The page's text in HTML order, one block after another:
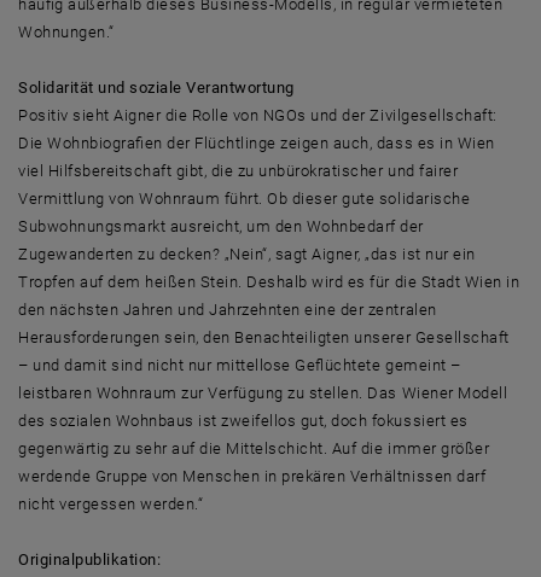
häufig außerhalb dieses Business-Modells, in regulär vermieteten
Wohnungen.“
Solidarität und soziale Verantwortung
Positiv sieht Aigner die Rolle von NGOs und der Zivilgesellschaft:
Die Wohnbiografien der Flüchtlinge zeigen auch, dass es in Wien
viel Hilfsbereitschaft gibt, die zu unbürokratischer und fairer
Vermittlung von Wohnraum führt. Ob dieser gute solidarische
Subwohnungsmarkt ausreicht, um den Wohnbedarf der
Zugewanderten zu decken? „Nein“, sagt Aigner, „das ist nur ein
Tropfen auf dem heißen Stein. Deshalb wird es für die Stadt Wien in
den nächsten Jahren und Jahrzehnten eine der zentralen
Herausforderungen sein, den Benachteiligten unserer Gesellschaft
– und damit sind nicht nur mittellose Geflüchtete gemeint –
leistbaren Wohnraum zur Verfügung zu stellen. Das Wiener Modell
des sozialen Wohnbaus ist zweifellos gut, doch fokussiert es
gegenwärtig zu sehr auf die Mittelschicht. Auf die immer größer
werdende Gruppe von Menschen in prekären Verhältnissen darf
nicht vergessen werden.“
Originalpublikation: